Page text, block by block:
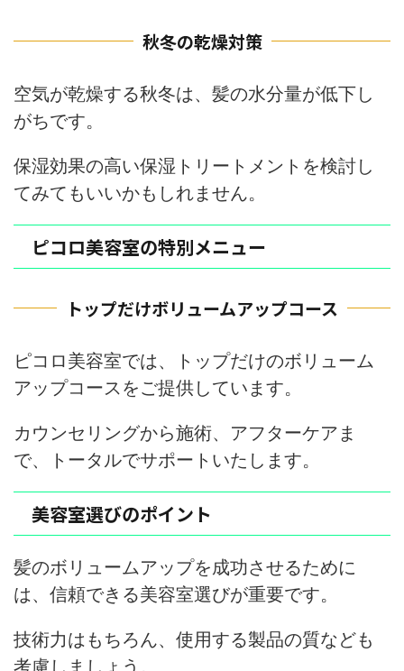
秋冬の乾燥対策
空気が乾燥する秋冬は、髪の水分量が低下し
がちです。
保湿効果の高い保湿トリートメントを検討し
てみてもいいかもしれません。
ピコロ美容室の特別メニュー
トップだけボリュームアップコース
ピコロ美容室では、トップだけのボリューム
アップコースをご提供しています。
カウンセリングから施術、アフターケアま
で、トータルでサポートいたします。
美容室選びのポイント
髪のボリュームアップを成功させるために
は、信頼できる美容室選びが重要です。
技術力はもちろん、使用する製品の質なども
考慮しましょう。